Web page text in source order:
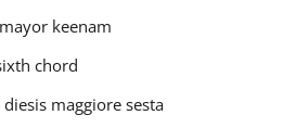
keenam
chord
maggiore sesta